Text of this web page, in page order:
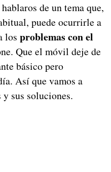
de un tema que,
puede ocurrirle a
los problemas con el
Que el móvil deje de
básico pero
Así que vamos a
y sus soluciones.